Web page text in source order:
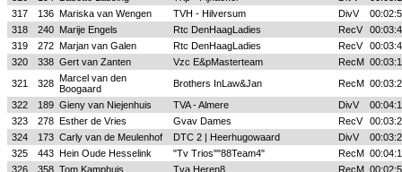
317
136 Mariska van Wengen TVH - Hilversum DivV
318
240 Marije Engels Rtc DenHaagLadies RecV
319
272 Marjan van Galen Rtc DenHaagLadies RecV
320
338 Gert van Zanten Vzc E&pMasterteam RecM
321
328 Marcel van den
Boogaard
Brothers InLaw&Jan RecM
322
189 Gieny van Niejenhuis TVA - Almere DivV
323
278 Esther de Vries Gvav Dames RecV
324
173 Carly van de Meulenhof DTC 2 | Heerhugowaard DivV
325
443 Hein Oude Hesselink "Tv Trios""88Team4" RecM
326
358 Tom Kamphuis Tva Heren8 RecM